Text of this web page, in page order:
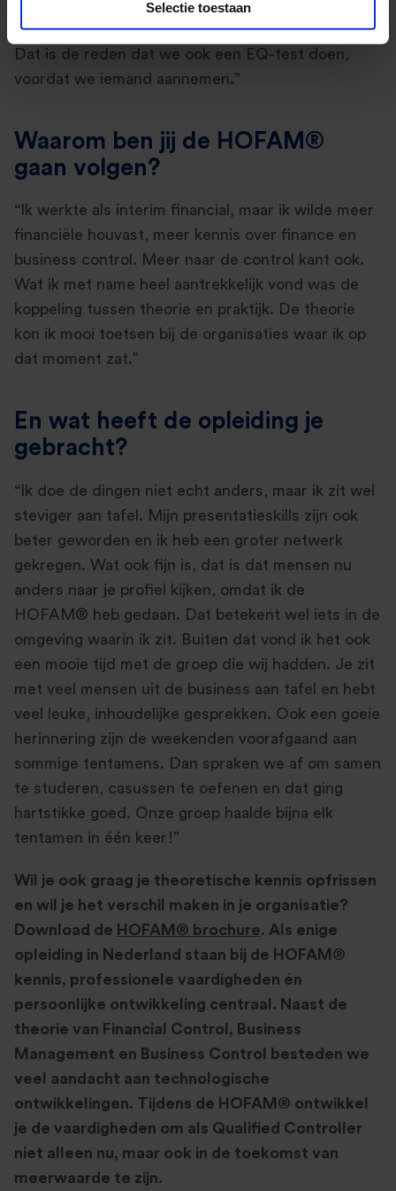
Selectie toestaan
richting kunnen bewegen. Het gaat bij ons niet
alleen om de harde kant, maar ook omsocial skills.
Dat is de reden dat we ook een EQ-test doen,
voordat we iemand aannemen.”
Waarom ben jij de HOFAM®
gaan volgen?
“Ik werkte als interim financial, maar ik wilde meer
financiële houvast, meer kennis over finance en
business control. Meer naar de control kant ook.
Wat ik met name heel aantrekkelijk vond was de
koppeling tussen theorie en praktijk. De theorie
kon ik mooi toetsen bij de organisaties waar ik op
dat moment zat.”
En wat heeft de opleiding je
gebracht?
“Ik doe de dingen niet echt anders, maar ik zit wel
steviger aan tafel. Mijn presentatieskills zijn ook
beter geworden en ik heb een groter netwerk
gekregen. Wat ook fijn is, dat is dat mensen nu
anders naar je profiel kijken, omdat ik de
HOFAM® heb gedaan. Dat betekent wel iets in de
omgeving waarin ik zit. Buiten dat vond ik het ook
een mooie tijd met de groep die wij hadden. Je zit
met veel mensen uit de business aan tafel en hebt
veel leuke, inhoudelijke gesprekken. Ook een goeie
herinnering zijn de weekenden voorafgaand aan
sommige tentamens. Dan spraken we af om samen
te studeren, casussen te oefenen en dat ging
hartstikke goed. Onze groep haalde bijna elk
tentamen in één keer!”
Wil je ook graag je theoretische kennis opfrissen
en wil je het verschil maken in je organisatie?
Download de HOFAM® brochure. Als enige
opleiding in Nederland staan bij de HOFAM®
kennis, professionele vaardigheden én
persoonlijke ontwikkeling centraal. Naast de
theorie van Financial Control, Business
Management en Business Control besteden we
veel aandacht aan technologische
ontwikkelingen. Tijdens de HOFAM® ontwikkel
je de vaardigheden om als Qualified Controller
niet alleen nu, maar ook in de toekomst van
meerwaarde te zijn.